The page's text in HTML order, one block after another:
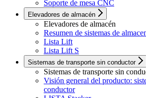
Soporte de mesa CNC
Elevadores de almacén
Elevadores de almacén
Resumen de sistemas de
Lista Lift
Lista Lift S
Sistemas de transporte sin conductor
Sistemas de transporte sin
Visión general del producto:
conductor